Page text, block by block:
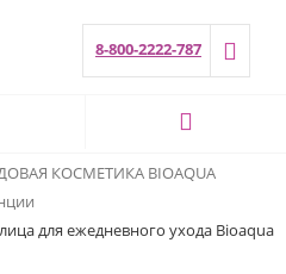
8-800-2222-787
КОСМЕТИКА BIOAQUA
для ежедневного ухода Bioaqua